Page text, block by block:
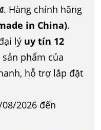
₫. Hàng chính hãng
in China).
lý uy tín 12
phẩm của
hỗ trợ lắp đặt
2026 đến